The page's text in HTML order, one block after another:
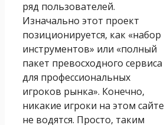
ряд пользователей.
Изначально этот проект
позиционируется, как «набор
инструментов» или «полный
пакет превосходного сервиса
для профессиональных
игроков рынка». Конечно,
никакие игроки на этом сайте
не водятся. Просто, таким